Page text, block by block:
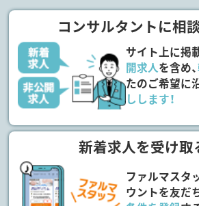
コンサルタントに相
サイト上に掲
開求人を含め、
たのご希望に
しします！
新着求人を受け取
ファルマスタ
ウントを友だ